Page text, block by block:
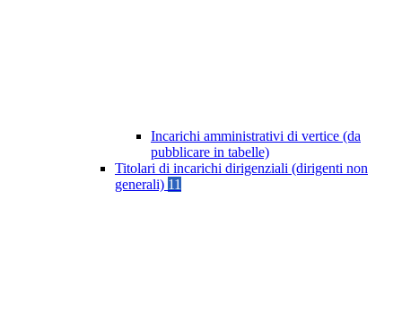
Incarichi amministrativi di vertice (da
pubblicare in tabelle)
Titolari di incarichi dirigenziali (dirigenti non
generali) 11